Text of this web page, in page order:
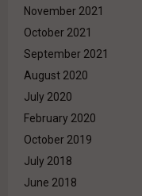
November 2021
October 2021
September 2021
August 2020
July 2020
February 2020
October 2019
July 2018
June 2018